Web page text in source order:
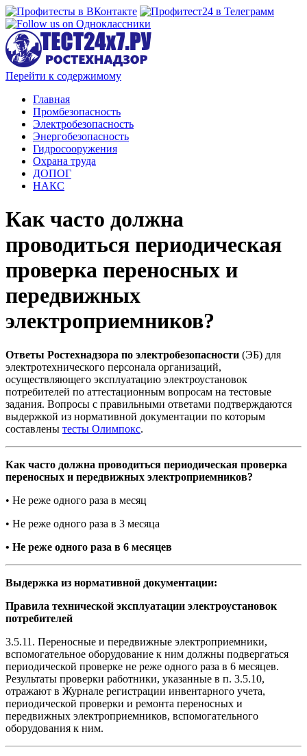
Перейти к содержимому
Главная
Промбезопасность
Электробезопасность
Энергобезопасность
Гидросооружения
Охрана труда
ДОПОГ
НАКС
Как часто должна
проводиться периодическая
проверка переносных и
передвижных
электроприемников?
Ответы Ростехнадзора по электробезопасности (ЭБ) для
электротехнического персонала организаций,
осуществляющего эксплуатацию электроустановок
потребителей по аттестационным вопросам на тестовые
задания. Вопросы с правильными ответами подтверждаются
выдержкой из нормативной документации по которым
составлены тесты Олимпокс.
Как часто должна проводиться периодическая проверка
переносных и передвижных электроприемников?
• Не реже одного раза в месяц
• Не реже одного раза в 3 месяца
• Не реже одного раза в 6 месяцев
Выдержка из нормативной документации:
Правила технической эксплуатации электроустановок
потребителей
3.5.11. Переносные и передвижные электроприемники,
вспомогательное оборудование к ним должны подвергаться
периодической проверке не реже одного раза в 6 месяцев.
Результаты проверки работники, указанные в п. 3.5.10,
отражают в Журнале регистрации инвентарного учета,
периодической проверки и ремонта переносных и
передвижных электроприемников, вспомогательного
оборудования к ним.